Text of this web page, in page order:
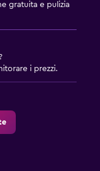
gratuita e pulizia
i prezzi.